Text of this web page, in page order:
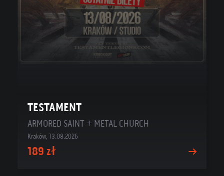
TESTAMENT
ARMORED SAINT + METAL CHURCH
Kraków, 13.08.2026
189 zł